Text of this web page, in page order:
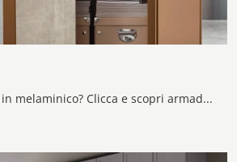
Cerchi un armadio in melaminico? Clicca e scopri armadi a muro con ante battenti di Maronese.